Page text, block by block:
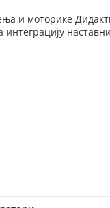
и моторике